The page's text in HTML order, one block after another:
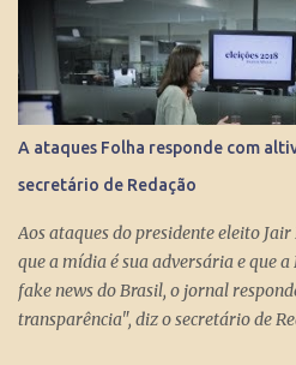
mensais dos miseráveis que têm
direito aos R$ 998 se, e quando,
conserto do rombo da Previdência
pago aos miseráveis que têm entre
devolver o Brasil a Portugal.
Guedes produziu um projeto racional
forma competente. Na essência,
Ela só s...
A ataques Folha responde com
secretário de Redação
Aos ataques do presidente eleito
que a mídia é sua adversária e que
fake news do Brasil, o jornal
transparência", diz o secretário de